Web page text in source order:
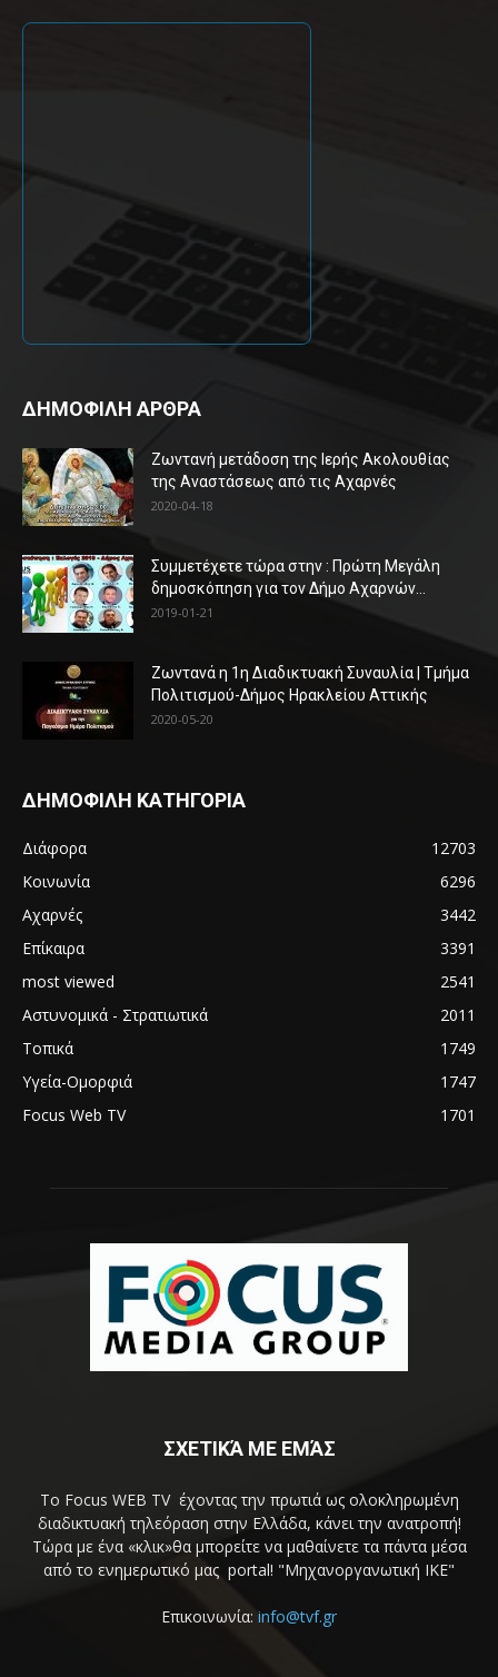
ΔΗΜΟΦΙΛΗ ΑΡΘΡΑ
Ζωντανή μετάδοση της Ιερής Ακολουθίας
της Αναστάσεως από τις Αχαρνές
2020-04-18
Συμμετέχετε τώρα στην : Πρώτη Μεγάλη
δημοσκόπηση για τον Δήμο Αχαρνών...
2019-01-21
Ζωντανά η 1η Διαδικτυακή Συναυλία | Τμήμα
Πολιτισμού-Δήμος Ηρακλείου Αττικής
2020-05-20
ΔΗΜΟΦΙΛΗ ΚΑΤΗΓΟΡΙΑ
Διάφορα
12703
Κοινωνία
6296
Αχαρνές
3442
Επίκαιρα
3391
most viewed
2541
Αστυνομικά - Στρατιωτικά
2011
Τοπικά
1749
Υγεία-Ομορφιά
1747
Focus Web TV
1701
ΣΧΕΤΙΚΆ ΜΕ ΕΜΆΣ
Το Focus WEB TV έχοντας την πρωτιά ως ολοκληρωμένη
διαδικτυακή τηλεόραση στην Ελλάδα, κάνει την ανατροπή!
Τώρα με ένα «κλικ»θα μπορείτε να μαθαίνετε τα πάντα μέσα
από το ενημερωτικό μας portal! "Μηχανοργανωτική ΙΚΕ"
Επικοινωνία: info@tvf.gr